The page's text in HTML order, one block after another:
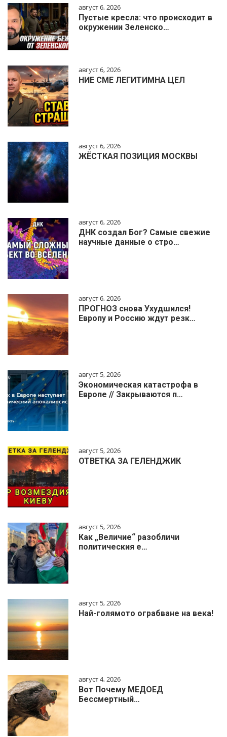
август 6, 2026
Пустые кресла: что происходит в
окружении Зеленско…
август 6, 2026
НИЕ СМЕ ЛЕГИТИМНА ЦЕЛ
август 6, 2026
ЖЁСТКАЯ ПОЗИЦИЯ МОСКВЫ
август 6, 2026
ДНК создал Бог? Самые свежие
научные данные о стро…
август 6, 2026
ПРОГНОЗ снова Ухудшился!
Европу и Россию ждут резк…
август 5, 2026
Экономическая катастрофа в
Европе // Закрываются п…
август 5, 2026
ОТВЕТКА ЗА ГЕЛЕНДЖИК
август 5, 2026
Как „Величие“ разобличи
политическия е…
август 5, 2026
Най-голямото ограбване на века!
август 4, 2026
Вот Почему МЕДОЕД
Бессмертный…